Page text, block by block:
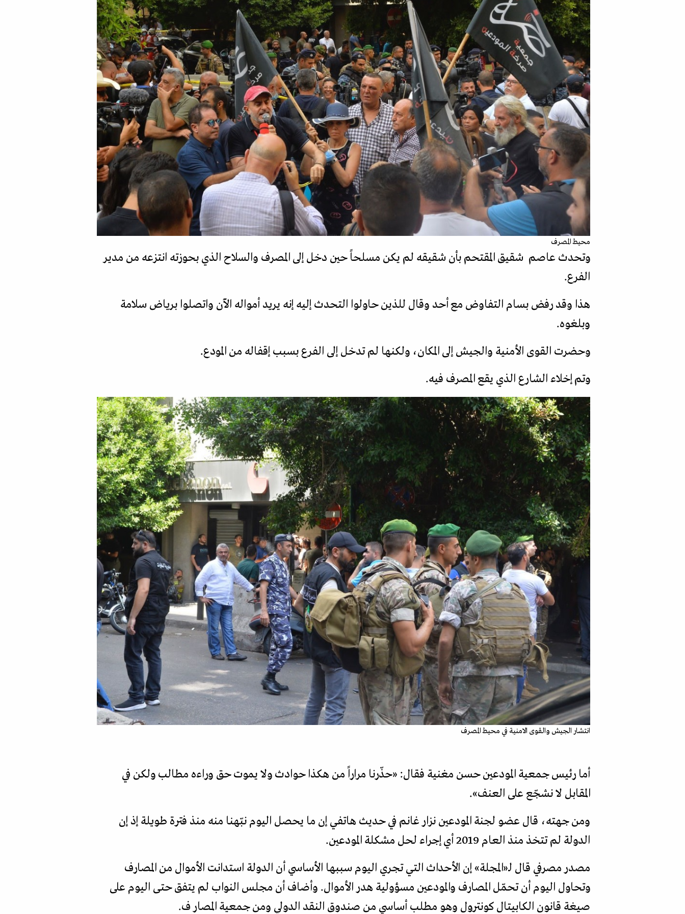
محيط المصرف
وتحدث عاصم شقيق المقتحم بأن شقيقه لم يكن مسلحاً حين دخل إلى المصرف والسلاح الذي بحوزته انتزعه من مدير
الفرع.
هذا وقد رفض بسام التفاوض مع أحد وقال للذين حاولوا التحدث إليه إنه يريد أمواله الآن واتصلوا برياض سلامة
وبلغوه.
وحضرت القوى الأمنية والجيش إلى المكان، ولكنها لم تدخل إلى الفرع بسبب إقفاله من المودع.
وتم إخلاء الشارع الذي يقع المصرف فيه.
انتشار الجيش والقوى الامنية في محيط المصرف
أما رئيس جمعية المودعين حسن مغنية فقال: «حذّرنا مراراً من هكذا حوادث ولا يموت حق وراءه مطالب ولكن في
المقابل لا نشجّع على العنف».
ومن جهته، قال عضو لجنة المودعين نزار غانم في حديث هاتفي إن ما يحصل اليوم نبّهنا منه منذ فترة طويلة إذ إن
الدولة لم تتخذ منذ العام 2019 أي إجراء لحل مشكلة المودعين.
مصدر مصرفي قال لـ«المجلة» إن الأحداث التي تجري اليوم سببها الأساسي أن الدولة استدانت الأموال من المصارف
وتحاول اليوم أن تحمّل المصارف والمودعين مسؤولية هدر الأموال. وأضاف أن مجلس النواب لم يتفق حتى اليوم على
صيغة قانون الكابيتال كونترول وهو مطلب أساسي من صندوق النقد الدولي ومن جمعية المصار ف.